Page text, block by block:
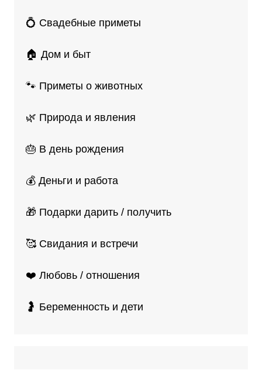
💍 Свадебные приметы
🏠 Дом и быт
🐾 Приметы о животных
🌿 Природа и явления
🎂 В день рождения
💰 Деньги и работа
🎁 Подарки дарить / получить
🥰 Свидания и встречи
❤️ Любовь / отношения
🤰 Беременность и дети